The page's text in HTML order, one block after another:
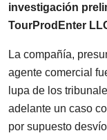
investigación
TourProdEnter
La compañía,
agente comercial
lupa de los
adelante un caso
por supuesto